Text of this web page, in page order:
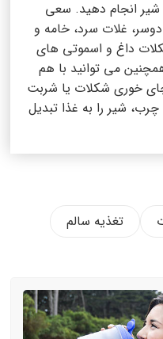
انجام دهید. سعی
دوسر، غلات سرد، خامه و
داغ و اسموتی های
می توانید با هم
خوری شکلات یا شربت
شیر را به غذا تبدیل
تغذیه سالم